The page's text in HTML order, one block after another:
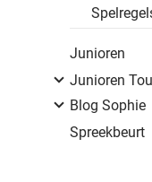
Junioren
Junioren
Blog Sophie
Spreekbeurt